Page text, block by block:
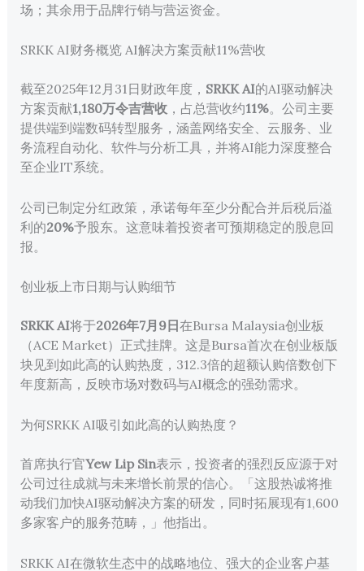
场；其余用于品牌行销与营运资金。
SRKK AI财务概览 AI解决方案贡献11%营收
截至2025年12月31日财政年度， SRKK AI的AI驱动解决
方案贡献1,180万令吉营收，占总营收约11%。公司主要
提供端到端数码转型服务，涵盖网络安全、云服务、业
务流程自动化、软件与分析工具，并将AI能力深度整合
至企业IT系统。
公司已制定分红政策，承诺每年至少分配合并后税后溢
利的20%予股东。这意味着投资者可预期稳定的股息回
报。
创业板上市日期与认购细节
SRKK AI将于2026年7月9日 在Bursa Malaysia创业板
（ACE Market）正式挂牌。这是Bursa首次在创业板版
块见到如此高的认购热度，312.3倍的超额认购倍数创下
年度新高，反映市场对数码与AI概念的强劲需求。
为何SRKK AI吸引如此高的认购热度？
首席执行官Yew Lip Sin表示，投资者的强烈反应源于对
公司过往成就与未来增长前景的信心。「这股热诚将推
动我们加快AI驱动解决方案的研发，同时拓展现有1,600
多家客户的服务范畴，」他指出。
SRKK AI在微软生态中的战略地位、强大的企业客户基